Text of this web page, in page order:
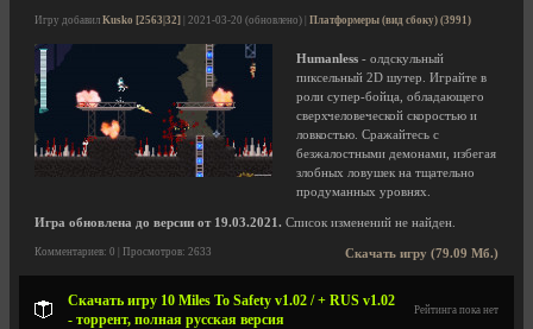
Игру добавил Kusko [2563|32] | 2021-03-20 (обновлено) | Платформеры (вид сбоку) (3991)
Humanless - олдскульный
пиксельный 2D шутер. Играйте в
роли супер-бойца, обладающего
сверхчеловеческой скоростью и
ловкостью. Сражайтесь с
безжалостными демонами, избегая
злобных ловушек на тщательно
продуманных уровнях.
Игра обновлена до версии от 19.03.2021. Список изменений не найден.
Скачать игру (79.09 Мб.)
Комментариев: 0 | Просмотров: 2633
Скачать игру 10 Miles To Safety v1.02 / + RUS v1.02
- торрент, полная русская версия
Рейтинга пока нет